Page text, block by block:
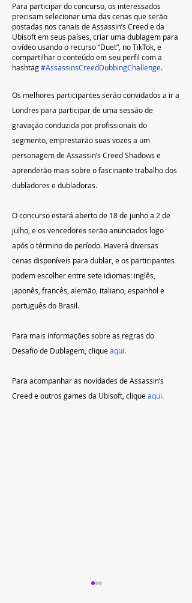
Para participar do concurso, os interessados
precisam selecionar uma das cenas que serão
postadas nos canais de Assassin’s Creed e da
Ubisoft em seus países, criar uma dublagem para
o vídeo usando o recurso “Duet”, no TikTok, e
compartilhar o conteúdo em seu perfil com a
hashtag #AssassinsCreedDubbingChallenge.
Os melhores participantes serão convidados a ir a
Londres para participar de uma sessão de
gravação conduzida por profissionais do
segmento, emprestarão suas vozes a um
personagem de Assassin’s Creed Shadows e
aprenderão mais sobre o fascinante trabalho dos
dubladores e dubladoras.
O concurso estará aberto de 18 de junho a 2 de
julho, e os vencedores serão anunciados logo
após o término do período. Haverá diversas
cenas disponíveis para dublar, e os participantes
podem escolher entre sete idiomas: inglês,
japonês, francês, alemão, italiano, espanhol e
português do Brasil.
Para mais informações sobre as regras do
Desafio de Dublagem, clique aqui.
Para acompanhar as novidades de Assassin’s
Creed e outros games da Ubisoft, clique aqui.